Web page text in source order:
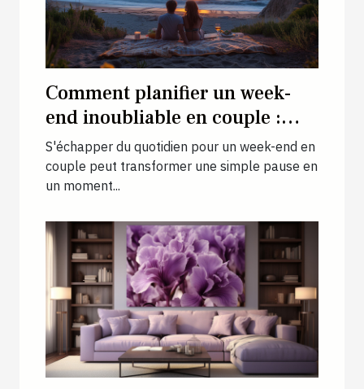
Comment planifier un week-
end inoubliable en couple :
conseils et idées pour une
escapade romantique unique
S'échapper du quotidien pour un week-end en
couple peut transformer une simple pause en
un moment...